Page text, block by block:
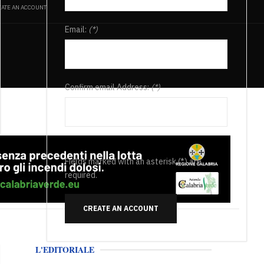
AN ACCOUNT
Email: (*)
Confirm email Address:(*)
Fields marked with an asterisk (*) are
required.
CREATE AN ACCOUNT
L'EDITORIALE